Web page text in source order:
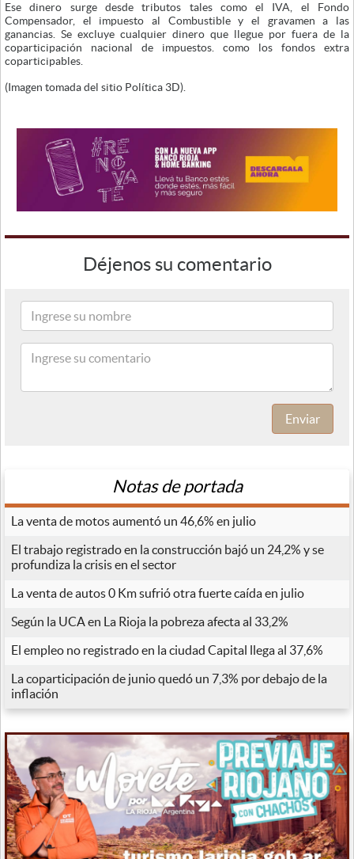
Ese dinero surge desde tributos tales como el IVA, el Fondo
Compensador, el impuesto al Combustible y el gravamen a las
ganancias. Se excluye cualquier dinero que llegue por fuera de la
coparticipación nacional de impuestos. como los fondos extra
coparticipables.
(Imagen tomada del sitio Política 3D).
Déjenos su comentario
Enviar
Notas de portada
La venta de motos aumentó un 46,6% en julio
El trabajo registrado en la construcción bajó un 24,2% y se
profundiza la crisis en el sector
La venta de autos 0 Km sufrió otra fuerte caída en julio
Según la UCA en La Rioja la pobreza afecta al 33,2%
El empleo no registrado en la ciudad Capital llega al 37,6%
La coparticipación de junio quedó un 7,3% por debajo de la
inflación